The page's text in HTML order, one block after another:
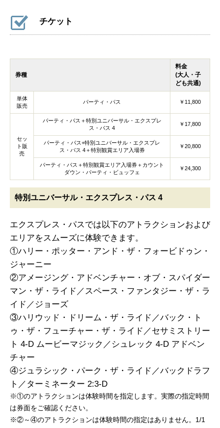
チケット
券種
料金
(大人・子
ども共通)
単体
販売
パーティ・パス ￥11,800
セッ
ト販
売
パーティ・パス＋特別ユニバーサル・エクスプレ
ス・パス 4
￥17,800
パーティ・パス+特別ユニバーサル・エクスプレ
ス・パス 4＋特別観賞エリア入場券
￥20,800
パーティ・パス＋特別観賞エリア入場券＋カウント
ダウン・パーティ・ビュッフェ
￥24,300
特別ユニバーサル・エクスプレス・パス 4
エクスプレス・パスでは以下のアトラクションおよび
エリアをスムーズに体験できます。
①ハリー・ポッター・アンド・ザ・フォービドゥン・
ジャーニー
②アメージング・アドベンチャー・オブ・スパイダー
マン・ザ・ライド／スペース・ファンタジー・ザ・ラ
イド／ジョーズ
③ハリウッド・ドリーム・ザ・ライド／バック・ト
ゥ・ザ・フューチャー・ザ・ライド／セサミストリー
ト 4-D ムービーマジック／シュレック 4-D アドベン
チャー
④ジュラシック・パーク・ザ・ライド／バックドラフ
ト／ターミネーター 2:3-D
※①のアトラクションは体験時間を指定します。実際の指定時間
は券面をご確認ください。
※②～④のアトラクションは体験時間の指定はありません。1/1